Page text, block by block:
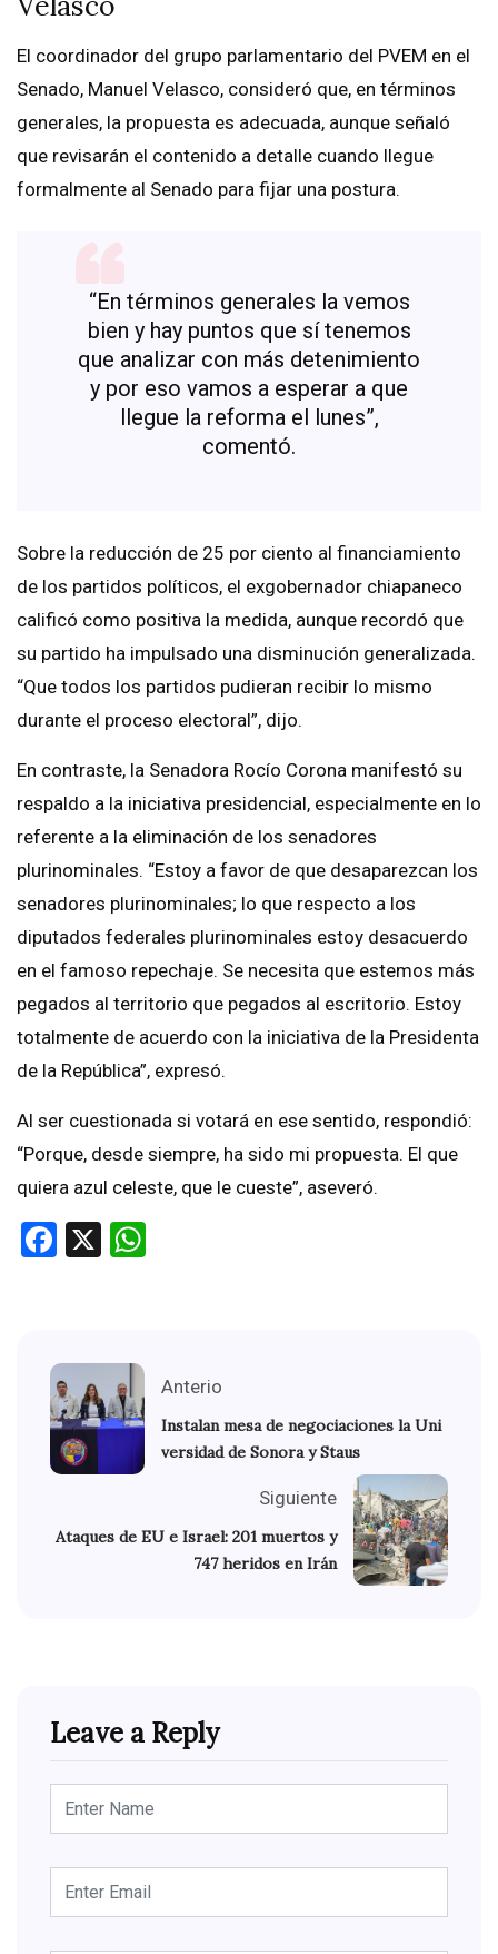
El coordinador del grupo parlamentario del PVEM en el
Senado, Manuel Velasco, consideró que, en términos
generales, la propuesta es adecuada, aunque señaló
que revisarán el contenido a detalle cuando llegue
formalmente al Senado para fijar una postura.
“En términos generales la vemos
bien y hay puntos que sí tenemos
que analizar con más detenimiento
y por eso vamos a esperar a que
llegue la reforma el lunes”,
comentó.
Sobre la reducción de 25 por ciento al financiamiento
de los partidos políticos, el exgobernador chiapaneco
calificó como positiva la medida, aunque recordó que
su partido ha impulsado una disminución generalizada.
“Que todos los partidos pudieran recibir lo mismo
durante el proceso electoral”, dijo.
En contraste, la Senadora Rocío Corona manifestó su
respaldo a la iniciativa presidencial, especialmente en lo
referente a la eliminación de los senadores
plurinominales. “Estoy a favor de que desaparezcan los
senadores plurinominales; lo que respecto a los
diputados federales plurinominales estoy desacuerdo
en el famoso repechaje. Se necesita que estemos más
pegados al territorio que pegados al escritorio. Estoy
totalmente de acuerdo con la iniciativa de la Presidenta
de la República”, expresó.
Al ser cuestionada si votará en ese sentido, respondió:
“Porque, desde siempre, ha sido mi propuesta. El que
quiera azul celeste, que le cueste”, aseveró.
Facebook
X
Anterio
Instalan mesa de negociaciones la Uni
versidad de Sonora y Staus
Siguiente
Ataques de EU e Israel: 201 muertos y
747 heridos en Irán
Leave a Reply